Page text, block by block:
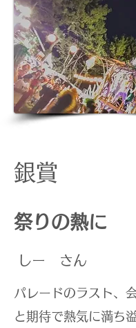
銀賞
祭りの熱に
​しー さん
パレードのラスト、
と期待で熱気に満ち